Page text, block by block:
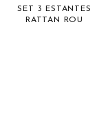
SET 3 ESTANTES
RATTAN ROU